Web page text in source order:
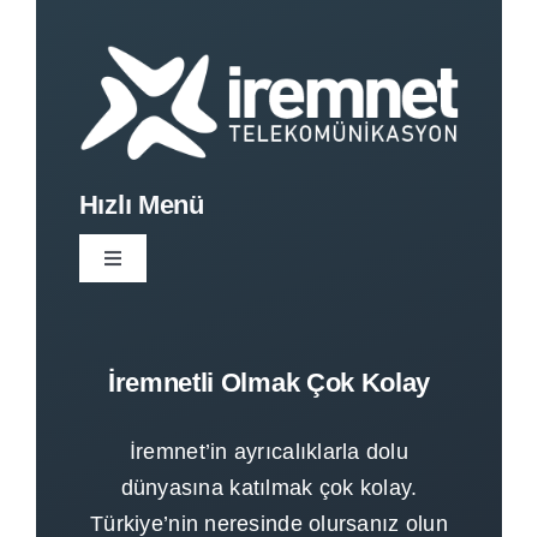
Hızlı Menü
Toggle
Navigation
İremnetli Olmak Çok Kolay
İremnet’in ayrıcalıklarla dolu
dünyasına katılmak çok kolay.
Türkiye’nin neresinde olursanız olun